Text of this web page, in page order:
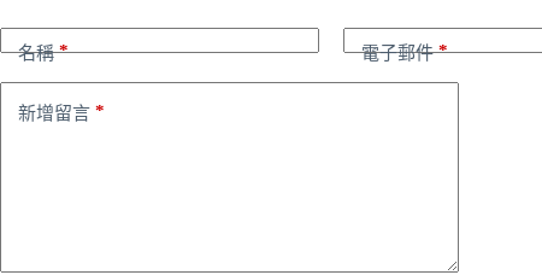
名稱* 電子郵件*
新增留言 *